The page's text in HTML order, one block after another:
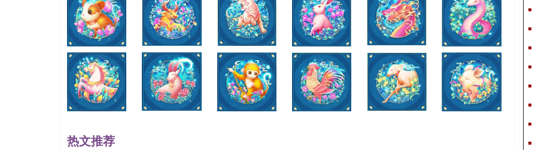
本文关键词：属兔,2023年属兔的年龄,2023年属兔人的年龄是什么
测算
中国有名八字算命大师_皇极派道家传人_断事
快速准确！
咨询微信
热文推荐